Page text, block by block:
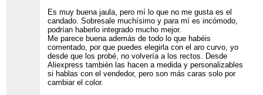
Es muy buena jaula, pero mí lo que no me gusta es el
candado. Sobresale muchísimo y para mí es incómodo,
podrían haberlo integrado mucho mejor.
Me parece buena además de todo lo que habéis
comentado, por que puedes elegirla con el aro curvo, yo
desde que los probé, no volvería a los rectos. Desde
Aliexpress también las hacen a medida y personalizables
si hablas con el vendedor, pero son más caras solo por
cambiar el color.